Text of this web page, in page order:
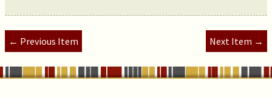
← Previous Item Next Item →